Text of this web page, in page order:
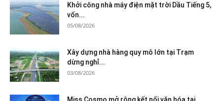
Khởi công nhà máy điện mặt trời Dầu Tiếng 5,
vốn...
05/08/2026
Xây dựng nhà hàng quy mô lớn tại Trạm
dừng nghỉ...
03/08/2026
Miss Cosmo mở rộng kết nối văn hóa tại